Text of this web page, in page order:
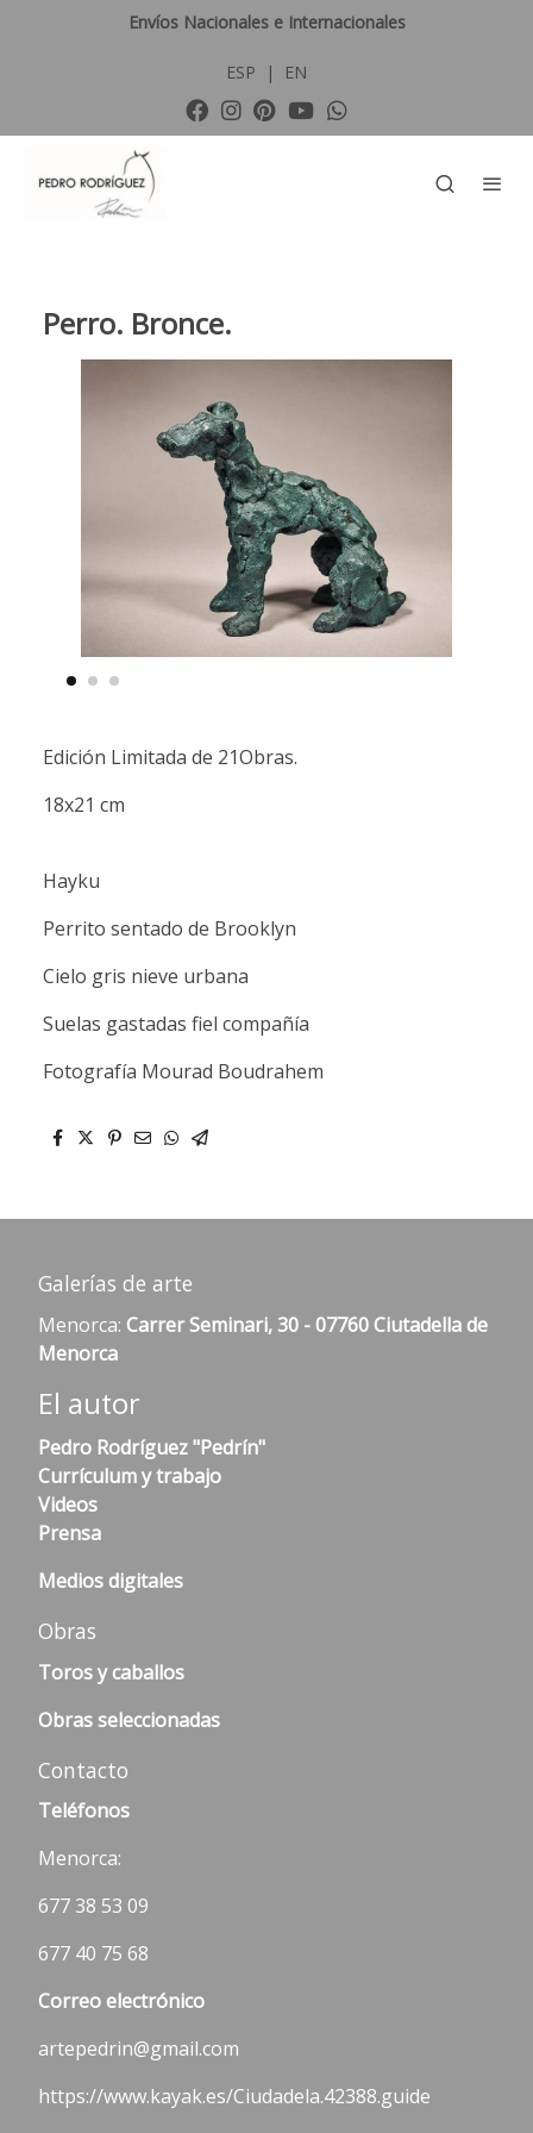
Envíos Nacionales e Internacionales
ESP | EN
Perro. Bronce.
Edición Limitada de 21Obras.
18x21 cm
Hayku
Perrito sentado de Brooklyn
Cielo gris nieve urbana
Suelas gastadas fiel compañía
Fotografía Mourad Boudrahem
Galerías de arte
Menorca: Carrer Seminari, 30 - 07760 Ciutadella de
Menorca
El autor
Pedro Rodríguez "Pedrín"
Currículum y trabajo
Videos
Prensa
Medios digitales
Obras
Toros y caballos
Obras seleccionadas
Contacto
Teléfonos
Menorca:
677 38 53 09
677 40 75 68
Correo electrónico
artepedrin@gmail.com
https://www.kayak.es/Ciudadela.42388.guide